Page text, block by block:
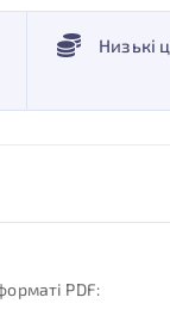
Низькі
PDF: